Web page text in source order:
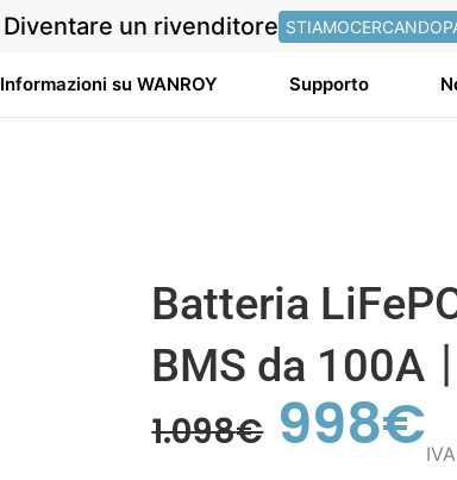
Diventare un rivenditore
Informazioni su WANROY Supporto
Batteria
BMS da 100A
1.098€ Il
prezzo
998€